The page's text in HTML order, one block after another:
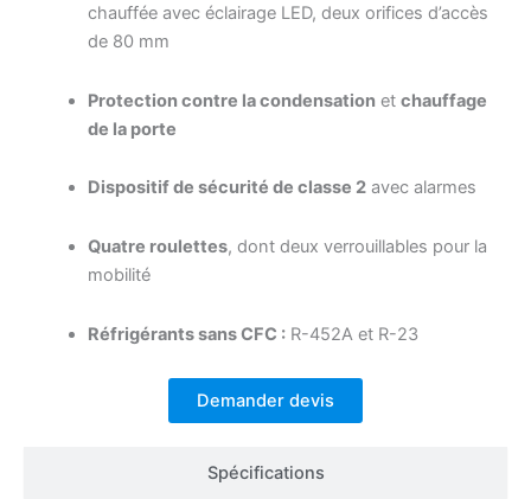
Spécifications
chauffée avec éclairage LED, deux orifices d’accès
de 80 mm
Protection contre la condensationet chauffage
de la porte
Dispositif de sécurité de classe 2avec alarmes
Quatre roulettes, dont deux verrouillables pour la
mobilité
Réfrigérants sans CFC :R-452A et R-23
Demander devis